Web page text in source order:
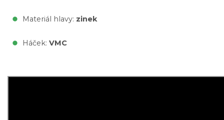
Materiál hlavy: zinek
Háček: VMC